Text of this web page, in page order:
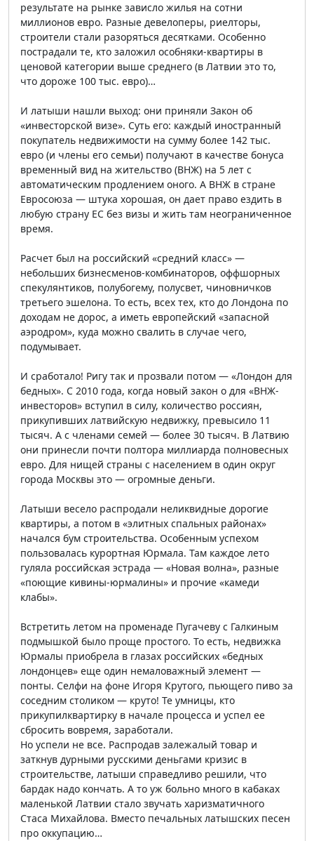
результате на рынке зависло жилья на сотни
миллионов евро. Разные девелоперы, риелторы,
строители стали разоряться десятками. Особенно
пострадали те, кто заложил особняки-квартиры в
ценовой категории выше среднего (в Латвии это то,
что дороже 100 тыс. евро)…
И латыши нашли выход: они приняли Закон об
«инвесторской визе». Суть его: каждый иностранный
покупатель недвижимости на сумму более 142 тыс.
евро (и члены его семьи) получают в качестве бонуса
временный вид на жительство (ВНЖ) на 5 лет с
автоматическим продлением оного. А ВНЖ в стране
Евросоюза — штука хорошая, он дает право ездить в
любую страну ЕС без визы и жить там неограниченное
время.
Расчет был на российский «средний класс» —
небольших бизнесменов-комбинаторов, оффшорных
спекулянтиков, полубогему, полусвет, чиновничков
третьего эшелона. То есть, всех тех, кто до Лондона по
доходам не дорос, а иметь европейский «запасной
аэродром», куда можно свалить в случае чего,
подумывает.
И сработало! Ригу так и прозвали потом — «Лондон для
бедных». С 2010 года, когда новый закон о для «ВНЖ-
инвесторов» вступил в силу, количество россиян,
прикупивших латвийскую недвижку, превысило 11
тысяч. А с членами семей — более 30 тысяч. В Латвию
они принесли почти полтора миллиарда полновесных
евро. Для нищей страны с населением в один округ
города Москвы это — огромные деньги.
Латыши весело распродали неликвидные дорогие
квартиры, а потом в «элитных спальных районах»
начался бум строительства. Особенным успехом
пользовалась курортная Юрмала. Там каждое лето
гуляла российская эстрада — «Новая волна», разные
«поющие кивины-юрмалины» и прочие «камеди
клабы».
Встретить летом на променаде Пугачеву с Галкиным
подмышкой было проще простого. То есть, недвижка
Юрмалы приобрела в глазах российских «бедных
лондонцев» еще один немаловажный элемент —
понты. Селфи на фоне Игоря Крутого, пьющего пиво за
соседним столиком — круто! Те умницы, кто
прикупилквартирку в начале процесса и успел ее
сбросить вовремя, заработали.
Но успели не все. Распродав залежалый товар и
заткнув дурными русскими деньгами кризис в
строительстве, латыши справедливо решили, что
бардак надо кончать. А то уж больно много в кабаках
маленькой Латвии стало звучать харизматичного
Стаса Михайлова. Вместо печальных латышских песен
про оккупацию…